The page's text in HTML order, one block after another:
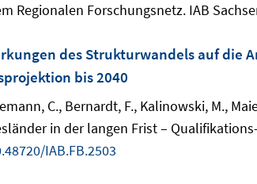
Regionalen Forschungsnetz. IAB
des Strukturwandels auf die
bis 2040
C., Bernardt, F., Kalinowski, M.,
in der langen Frist –
IAB.FB.2503